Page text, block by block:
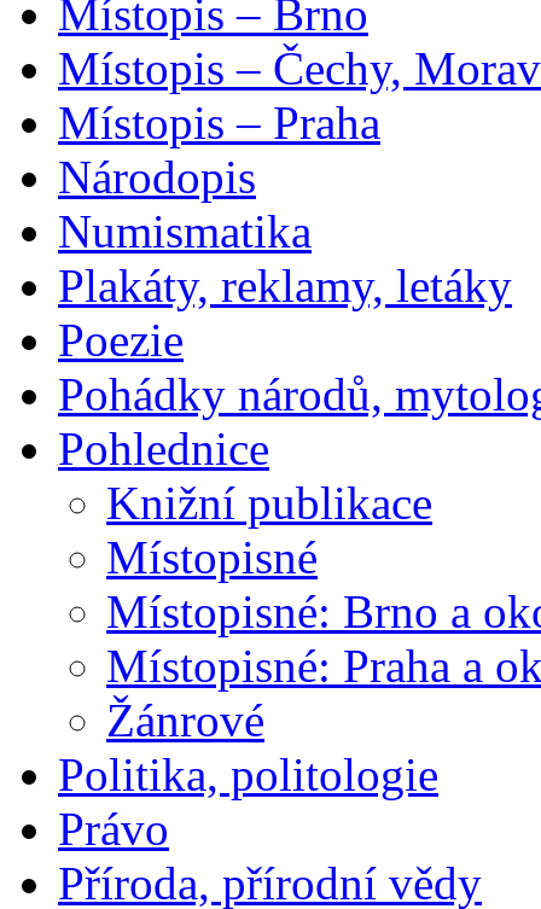
Místopis – Brno
Místopis – Čechy,
Místopis – Praha
Národopis
Numismatika
Plakáty, reklamy, letáky
Poezie
Pohádky národů,
Pohlednice
Knižní publikace
Místopisné
Místopisné: Brno a
Místopisné: Praha a
Žánrové
Politika, politologie
Právo
Příroda, přírodní vědy